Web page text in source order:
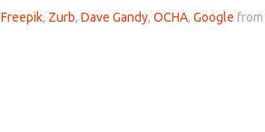
Freepik, Zurb, Dave Gandy, OCHA, Google from